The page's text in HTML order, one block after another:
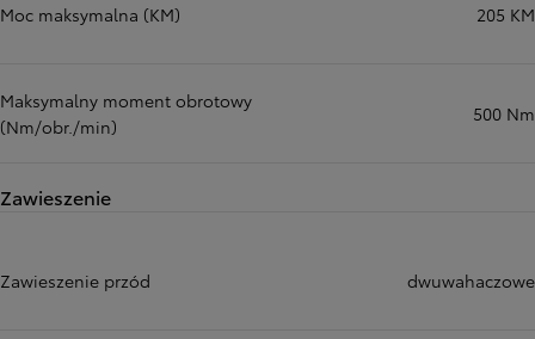
Moc maksymalna (KM) 205 KM
Maksymalny moment obrotowy
(Nm/obr./min)
500 Nm
Zawieszenie
Zawieszenie przód dwuwahaczowe